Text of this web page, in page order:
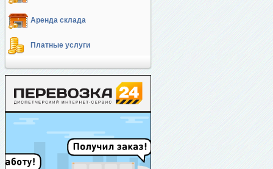
Аренда склада
Платные услуги